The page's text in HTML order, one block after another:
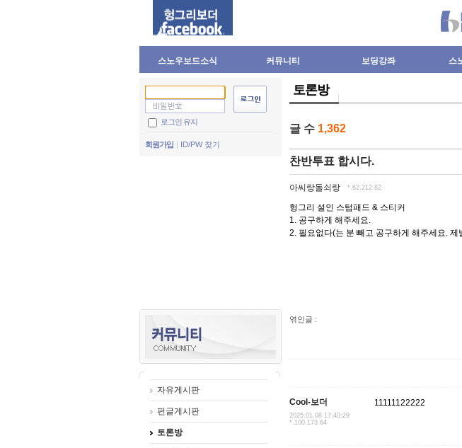
스노우보드소식 커뮤니티 보딩강좌 스
로그인 유지
회원가입 ID/PW 찾기
자유게시판
펀글게시판
토론방
토론방
글 수 1,362
찬반투표 합시다.
아씨랑돌쇠랑 *.62.212.82
헝그리 설인 스텀패드 & 스티커
1. 공구하게 해주세요.
2. 필요없다(는 분 빼고 공구하게 해주세요. 제
엮인글 :
Cool-보더
2025.01.08 17:40:29
*.100.173.64
11111122222